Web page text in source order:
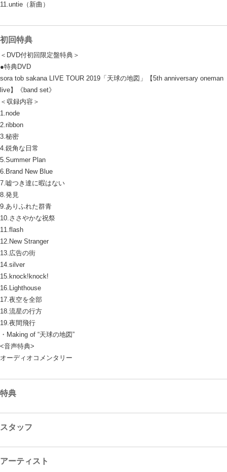
11.untie（新曲）
初回特典
＜DVD付初回限定盤特典＞
●特典DVD
sora tob sakana LIVE TOUR 2019「天球の地図」【5th anniversary oneman
live】《band set》
＜収録内容＞
1.node
2.ribbon
3.秘密
4.鋭角な日常
5.Summer Plan
6.Brand New Blue
7.嘘つき達に暇はない
8.発見
9.ありふれた群青
10.ささやかな祝祭
11.flash
12.New Stranger
13.広告の街
14.silver
15.knock!knock!
16.Lighthouse
17.夜空を全部
18.流星の行方
19.夜間飛行
・Making of “天球の地図”
<音声特典>
オーディオコメンタリー
特典
スタッフ
アーティスト